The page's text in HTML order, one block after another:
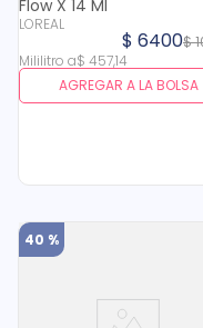
Flow X 14 Ml
LOREAL
$
$ 6400
Mililitro a$ 457,14
AGREGAR A LA BOLSA
40 %